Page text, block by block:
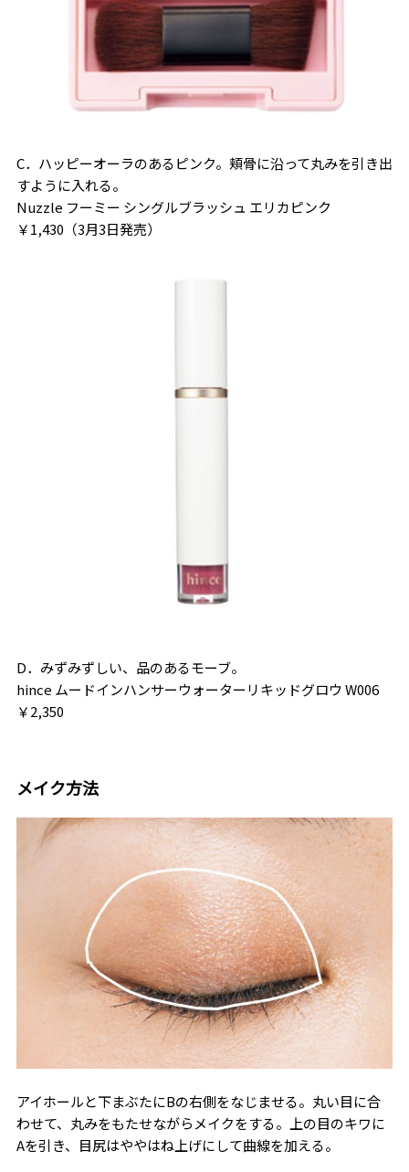
C．ハッピーオーラのあるピンク。頬骨に沿って丸みを引き出
すように入れる。
Nuzzle フーミー シングルブラッシュ エリカピンク
￥1,430（3月3日発売）
D．みずみずしい、品のあるモーブ。
hince ムードインハンサーウォーターリキッドグロウ W006
￥2,350
メイク方法
アイホールと下まぶたにBの右側をなじませる。丸い目に合
わせて、丸みをもたせながらメイクをする。上の目のキワに
Aを引き、目尻はややはね上げにして曲線を加える。